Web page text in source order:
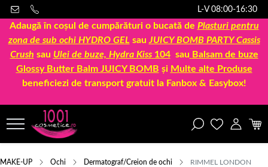
L-V 08:00-16:30
Adaugă în coșul de cumpărături o bucată de Plasturi pentru
zona de sub ochi HYDRO GEL sau JUICY BOMB PARTY Cassis
Crush sau Ulei de buze, Hydra Kiss 104sau Balsam de buze
Glossy Butter Balm JUICY BOMB și Multe alte Produse
beneficiezi de transport gratuit la Fanbox & Easybox!
MAKE-UP Ochi Dermatograf/Creion de ochi RIMMEL LONDON